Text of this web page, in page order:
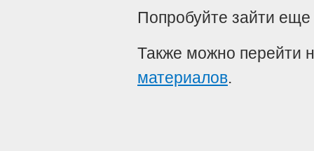
Попробуйте зайти
Также можно перейти
материалов.